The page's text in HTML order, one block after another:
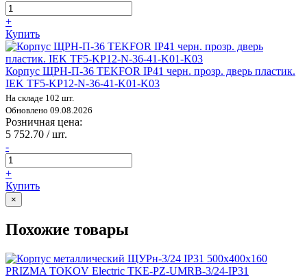
+
Купить
Корпус ЩРН-П-36 TEKFOR IP41 черн. прозр. дверь пластик.
IEK TF5-KP12-N-36-41-K01-K03
На складе 102 шт.
Обновлено 09.08.2026
Розничная цена:
5 752.70 / шт.
-
+
Купить
×
Похожие товары